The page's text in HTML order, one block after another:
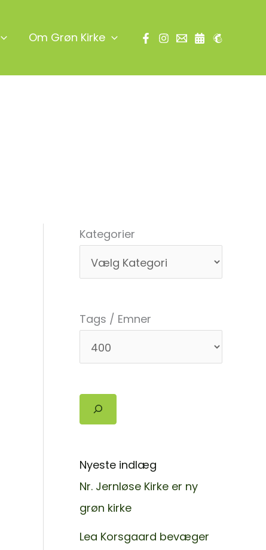
Om Grøn Kirke
Kategorier
Tags / Emner
Søg
Nyeste indlæg
Nr. Jernløse Kirke er ny
grøn kirke
Lea Korsgaard bevæger